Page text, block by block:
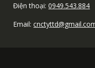
Điện thoại:0949.543.884
Email: